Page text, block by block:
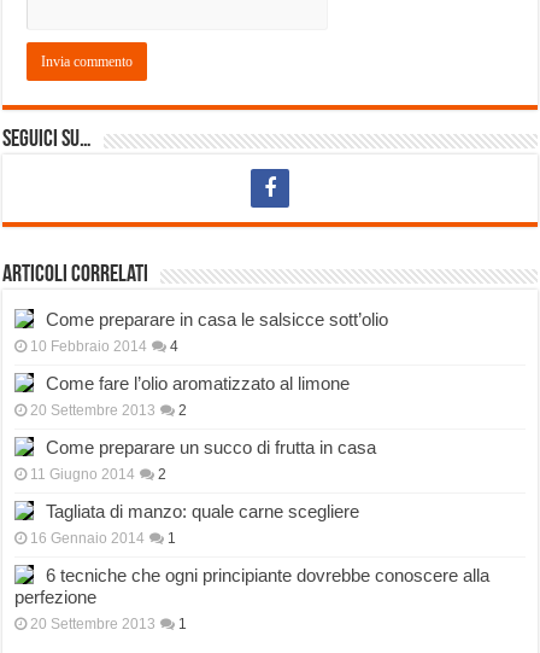
Seguici su…
Articoli correlati
Come preparare in casa le salsicce sott’olio
10 Febbraio 2014 4
Come fare l’olio aromatizzato al limone
20 Settembre 2013 2
Come preparare un succo di frutta in casa
11 Giugno 2014 2
Tagliata di manzo: quale carne scegliere
16 Gennaio 2014 1
6 tecniche che ogni principiante dovrebbe conoscere alla
perfezione
20 Settembre 2013 1